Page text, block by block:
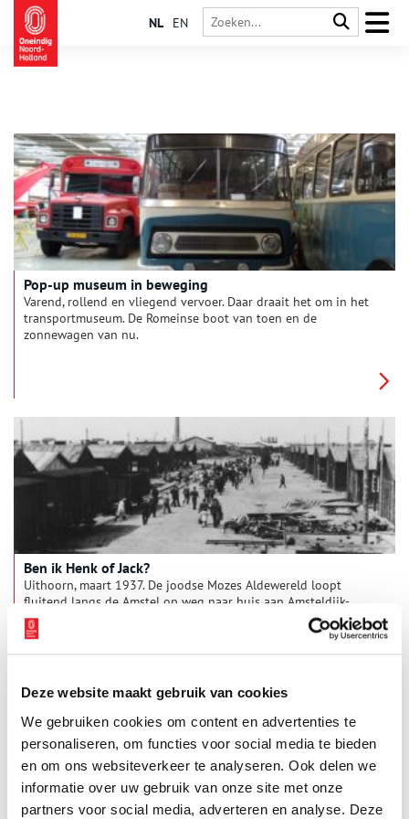
Deze website maakt gebruik van cookies
We gebruiken cookies om content en advertenties te
personaliseren, om functies voor social media te bieden
en om ons websiteverkeer te analyseren. Ook delen we
informatie over uw gebruik van onze site met onze
partners voor social media, adverteren en analyse. Deze
NL EN
Pop-up museum in beweging
Varend, rollend en vliegend vervoer. Daar draait het om in het
transportmuseum. De Romeinse boot van toen en de
zonnewagen van nu.
Ben ik Henk of Jack?
Uithoorn, maart 1937. De joodse Mozes Aldewereld loopt
fluitend langs de Amstel op weg naar huis aan Amsteldijk-
Noord in Uithoorn. Een blonde vrouw op de fiets komt hem
tegemoet. Mozes vervlecht in zijn liedje een bewonderend
bouwvakkersfluitje. De vrouw moet lachen en roept: “Hallo
beter”. Mozes lacht en steekt zijn hand op: “groeten aan je
vader”.